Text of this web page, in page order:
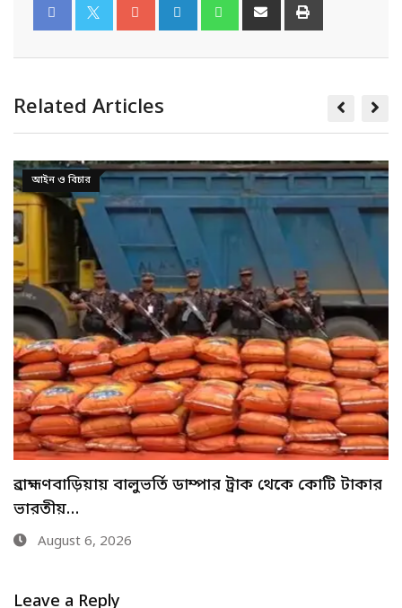
Related Articles
আইন ও বিচার
মেহেরপুরে শিশু আবির হত্যায় দুই কিশোরের কারাদণ্ড
August 6, 2026
Leave a Reply